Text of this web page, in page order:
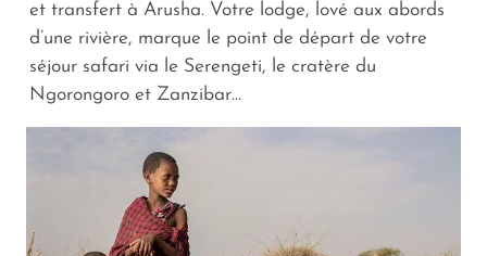
et transfert à Arusha. Votre lodge, lové aux abords
d’une rivière, marque le point de départ de votre
séjour safari via le Serengeti, le cratère du
Ngorongoro et Zanzibar…